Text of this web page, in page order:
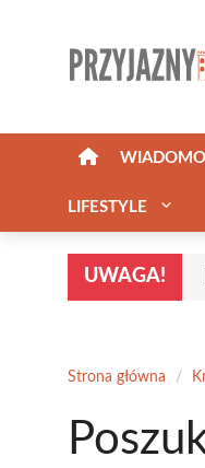
LIFESTYLE
UWAGA!
Strona główna /